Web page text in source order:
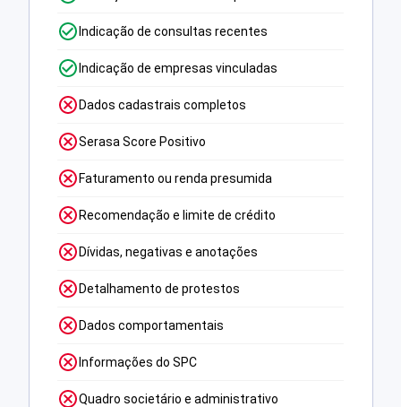
Indicação de consultas recentes
Indicação de empresas vinculadas
Dados cadastrais completos
Serasa Score Positivo
Faturamento ou renda presumida
Recomendação e limite de crédito
Dívidas, negativas e anotações
Detalhamento de protestos
Dados comportamentais
Informações do SPC
Quadro societário e administrativo